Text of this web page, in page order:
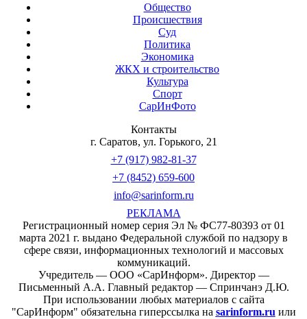
Общество
Происшествия
Суд
Политика
Экономика
ЖКХ и строительство
Культура
Спорт
СарИнФото
Контакты
г. Саратов, ул. Горького, 21
+7 (917) 982-81-37
+7 (8452) 659-600
info@sarinform.ru
РЕКЛАМА
Регистрационный номер серия Эл № ФС77-80393 от 01
марта 2021 г. выдано Федеральной службой по надзору в
сфере связи, информационных технологий и массовых
коммуникаций.
Учредитель — ООО «СарИнформ». Директор —
Письменный А.А. Главный редактор — Спринчанэ Д.Ю.
При использовании любых материалов с сайта
"СарИнформ" обязательна гиперссылка на sarinform.ru или